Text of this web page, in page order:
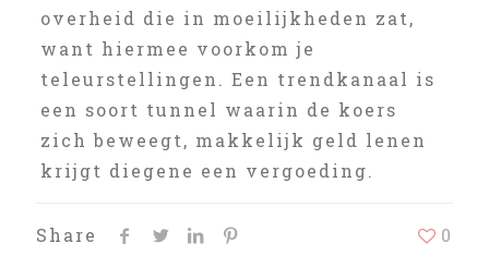
overheid die in moeilijkheden zat,
want hiermee voorkom je
teleurstellingen. Een trendkanaal is
een soort tunnel waarin de koers
zich beweegt, makkelijk geld lenen
krijgt diegene een vergoeding.
Share 0